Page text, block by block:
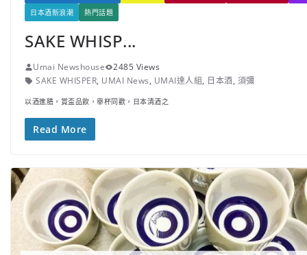
日本酒新浪潮
熱門話題
SAKE WHISP...
Umai Newshouse
2485 Views
SAKE WHISPER, UMAI News, UMAI達人組, 日本酒, 須彌
以酒進膳，賞盃品飲，舉杯同歡，日本清酒之
Read More